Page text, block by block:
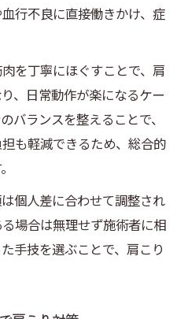
行不良に直接働きかけ、症
を丁寧にほぐすことで、肩
、日常動作が楽になるケー
バランスを整えることで、
も軽減できるため、総合的
個人差に合わせて調整され
場合は無理せず施術者に相
手技を選ぶことで、肩こり